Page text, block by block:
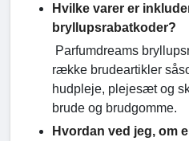
Hvilke varer er
bryllupsrabatkoder?
Parfumdreams
række brudeartikler
hudpleje, plejesæt og
brude og brudgomme.
Hvordan ved jeg, om